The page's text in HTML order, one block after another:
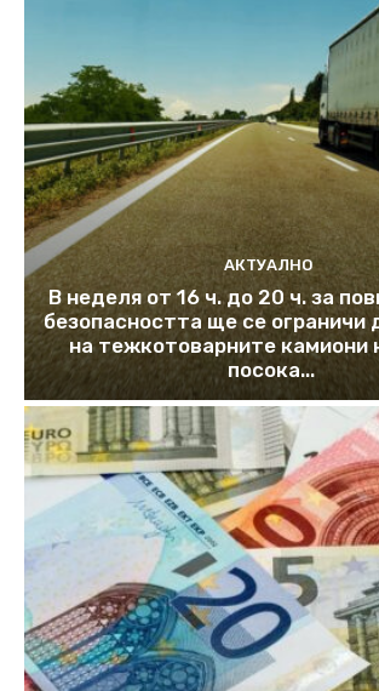
АКТУАЛНО
В неделя от 16 ч. до 20 ч. за
безопасността ще се ограничи
на тежкотоварните камиони
посока...